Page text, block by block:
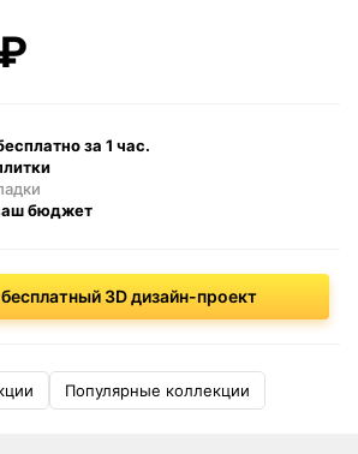
за 1 час.
бюджет
3D дизайн-проект
Популярные коллекции